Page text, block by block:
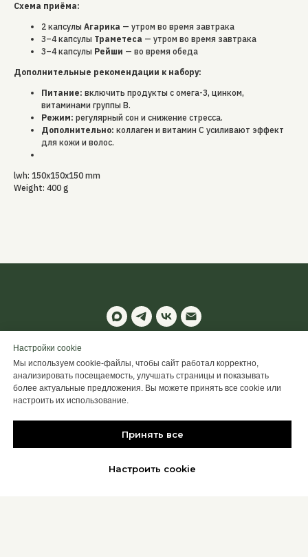
Схема приёма:
2 капсулы Агарика — утром во время завтрака
3–4 капсулы Траметеса — утром во время завтрака
3–4 капсулы Рейши — во время обеда
Дополнительные рекомендации к набору:
Питание: включить продукты с омега-3, цинком,
витаминами группы B.
Режим: регулярный сон и снижение стресса.
Дополнительно: коллаген и витамин C усиливают эффект
для кожи и волос.
lwh: 150x150x150 mm
Weight: 400 g
Настроить Cookie
Back to top
Настройки cookie
Мы используем cookie-файлы, чтобы сайт работал корректно,
анализировать посещаемость, улучшать страницы и показывать
более актуальные предложения. Вы можете принять все cookie или
настроить их использование.
Принять все
Настроить cookie